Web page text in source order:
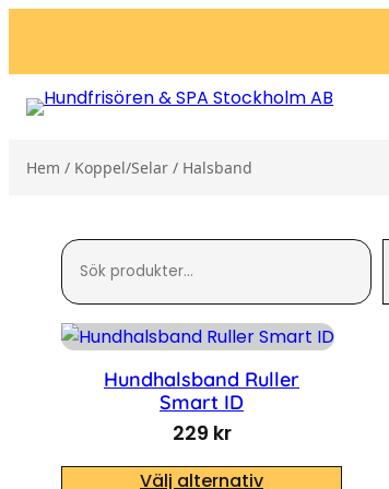
Hem / Koppel/Selar / Halsband
Search
Hundhalsband Ruller
Smart ID
229 kr
Välj alternativ